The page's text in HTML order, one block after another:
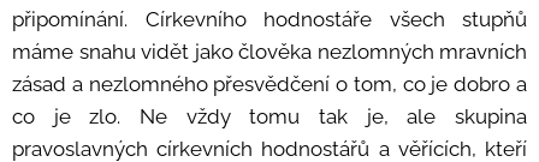
připomínání. Církevního hodnostáře všech stupňů
máme snahu vidět jako člověka nezlomných mravních
zásad a nezlomného přesvědčení o tom, co je dobro a
co je zlo. Ne vždy tomu tak je, ale skupina
pravoslavných církevních hodnostářů a věřících, kteří